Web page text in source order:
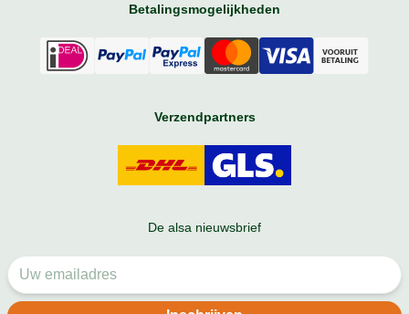
Betalingsmogelijkheden
Verzendpartners
De alsa nieuwsbrief